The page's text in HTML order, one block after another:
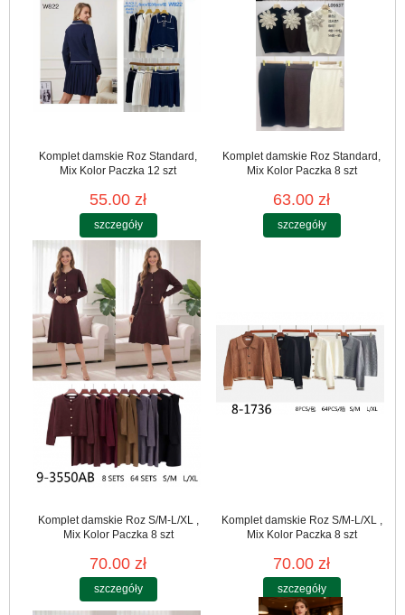
Komplet damskie Roz Standard,
Mix Kolor Paczka 12 szt
55.00 zł
szczegóły
Komplet damskie Roz Standard,
Mix Kolor Paczka 8 szt
63.00 zł
szczegóły
Komplet damskie Roz S/M-L/XL ,
Mix Kolor Paczka 8 szt
70.00 zł
szczegóły
Komplet damskie Roz S/M-L/XL ,
Mix Kolor Paczka 8 szt
70.00 zł
szczegóły